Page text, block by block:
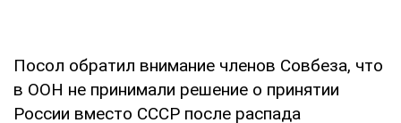
Посол обратил внимание членов Совбеза, что
в ООН не принимали решение о принятии
России вместо СССР после распада